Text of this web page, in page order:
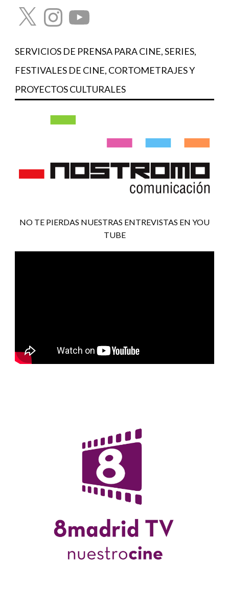
X InstagramYouTube
SERVICIOS DE PRENSA PARA CINE, SERIES,
FESTIVALES DE CINE, CORTOMETRAJES Y
PROYECTOS CULTURALES
NO TE PIERDAS NUESTRAS ENTREVISTAS EN YOU
TUBE